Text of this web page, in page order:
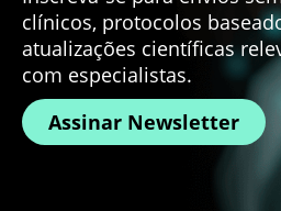
clínicos, protocolos
atualizações científicas
com especialistas.
Assinar Newsletter